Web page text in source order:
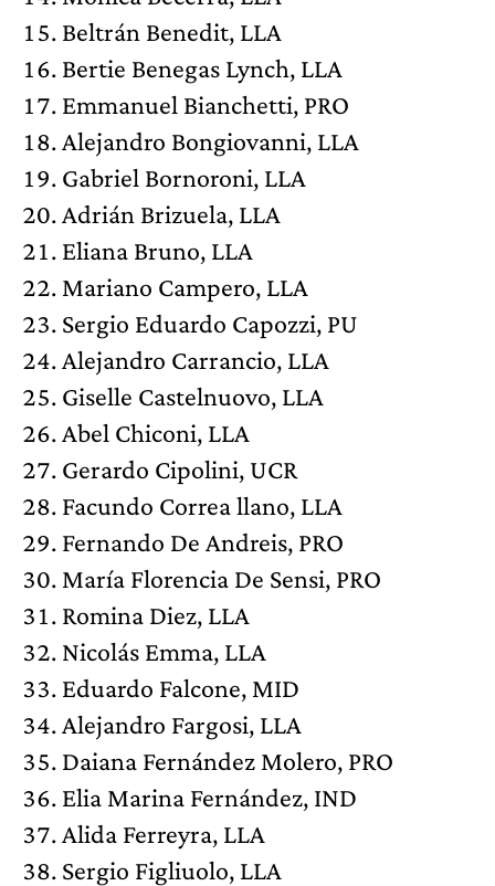
Beltrán Benedit, LLA
Bertie Benegas Lynch, LLA
Emmanuel Bianchetti, PRO
Alejandro Bongiovanni, LLA
Gabriel Bornoroni, LLA
Adrián Brizuela, LLA
Eliana Bruno, LLA
Mariano Campero, LLA
Sergio Eduardo Capozzi, PU
Alejandro Carrancio, LLA
Giselle Castelnuovo, LLA
Abel Chiconi, LLA
Gerardo Cipolini, UCR
Facundo Correa llano, LLA
Fernando De Andreis, PRO
María Florencia De Sensi, PRO
Romina Diez, LLA
Nicolás Emma, LLA
Eduardo Falcone, MID
Alejandro Fargosi, LLA
Daiana Fernández Molero, PRO
Elia Marina Fernández, IND
Alida Ferreyra, LLA
Sergio Figliuolo, LLA